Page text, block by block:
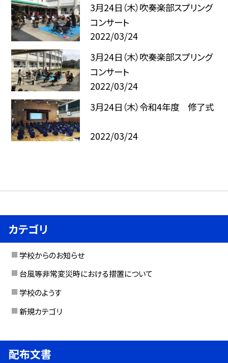
3月24日（木）吹奏楽部スプリング
コンサート
2022/03/24
3月24日（木）吹奏楽部スプリング
コンサート
2022/03/24
3月24日（木）令和4年度 修了式
2022/03/24
カテゴリ
学校からのお知らせ
台風等非常変災時における措置について
学校のようす
新規カテゴリ
配布文書